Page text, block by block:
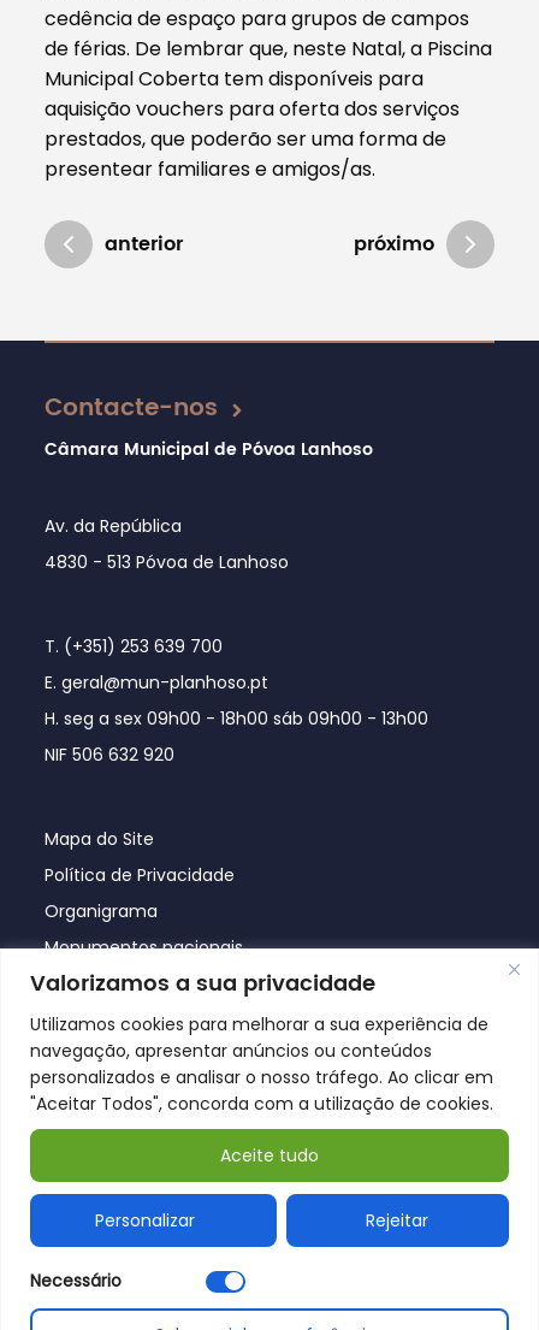
Valorizamos a sua privacidade
Utilizamos cookies para melhorar a sua experiência de
navegação, apresentar anúncios ou conteúdos
personalizados e analisar o nosso tráfego. Ao clicar em
"Aceitar Todos", concorda com a utilização de cookies.
Personalizar Rejeitar
Aceite tudo
Necessário
cedência de espaço para grupos de campos
de férias. De lembrar que, neste Natal, a Piscina
Municipal Coberta tem disponíveis para
aquisição vouchers para oferta dos serviços
prestados, que poderão ser uma forma de
presentear familiares e amigos/as.
anterior próximo
Atualizado em 13/12/2019
Contacte-nos
Câmara Municipal de Póvoa Lanhoso
Av. da República
4830 - 513 Póvoa de Lanhoso
T. (+351) 253 639 700
E. geral@mun-planhoso.pt
H. seg a sex 09h00 - 18h00 sáb 09h00 - 13h00
NIF 506 632 920
Mapa do Site
Política de Privacidade
Organigrama
Monumentos nacionais
© Póvoa de Lanhoso 2026